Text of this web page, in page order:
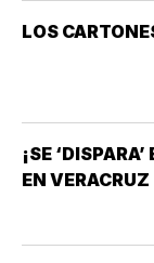
LOS
¡SE
EN VERACRUZ